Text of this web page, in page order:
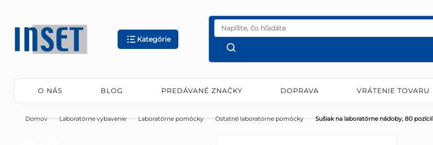
obsah
Kategórie
O NÁS BLOG PREDÁVANÉ ZNAČKY DOPRAVA VRÁTENIE TOVARU
Domov Laboratórne vybavenie Laboratórne pomôcky Ostatné laboratórne pomôcky Sušiak na laboratórne nádoby, 80 pozícií